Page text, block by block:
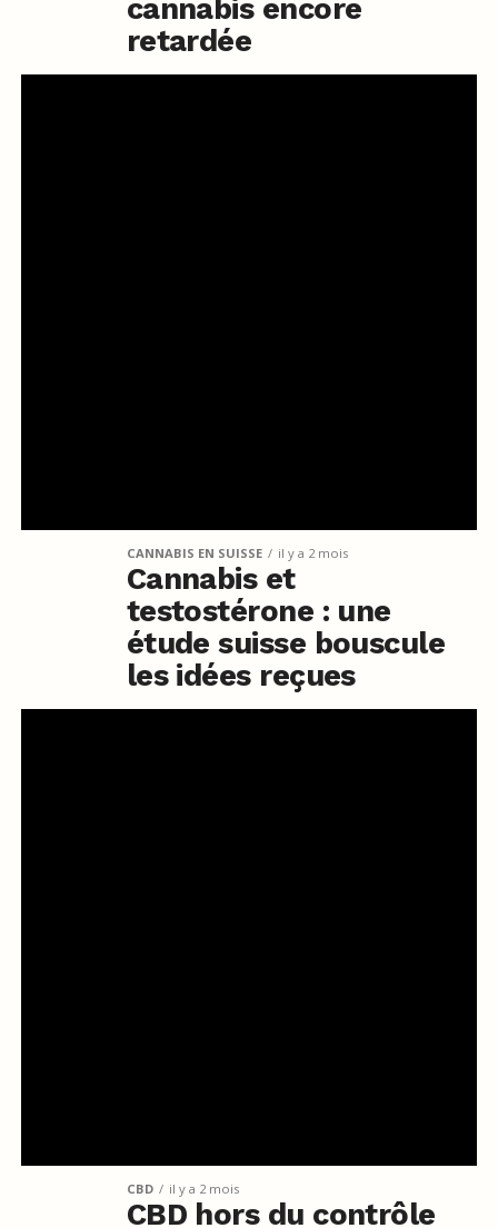
cannabis encore
retardée
CANNABIS EN SUISSE il y a 2 mois
Cannabis et
testostérone : une
étude suisse bouscule
les idées reçues
CBD il y a 2 mois
CBD hors du contrôle